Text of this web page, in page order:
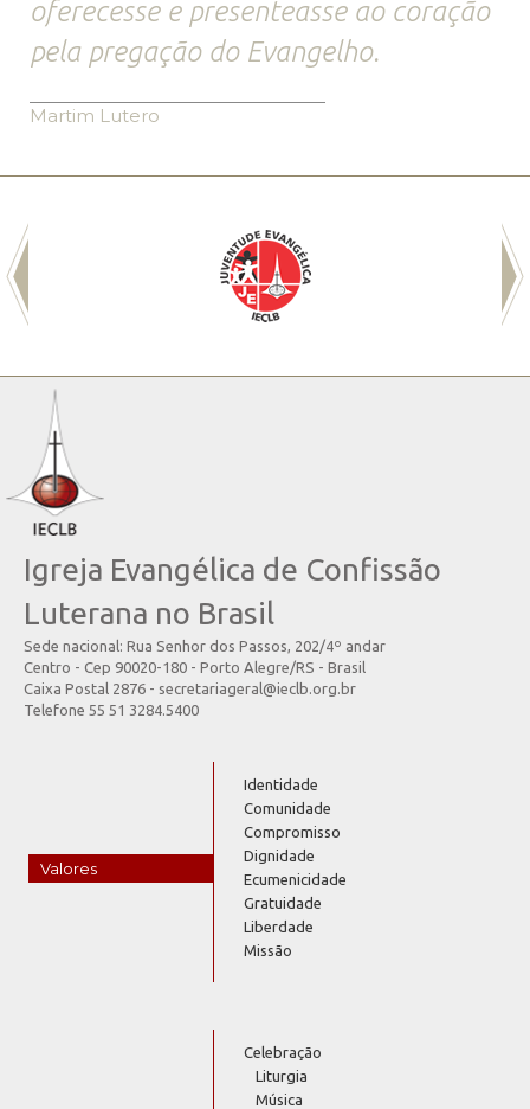
oferecesse e presenteasse ao coração
pela pregação do Evangelho.
Martim Lutero
Igreja Evangélica de Confissão
Luterana no Brasil
Sede nacional: Rua Senhor dos Passos, 202/4º andar
Centro - Cep 90020-180 - Porto Alegre/RS - Brasil
Caixa Postal 2876 - secretariageral@ieclb.org.br
Telefone 55 51 3284.5400
Valores
Identidade
Comunidade
Compromisso
Dignidade
Ecumenicidade
Gratuidade
Liberdade
Missão
Celebração
Liturgia
Música